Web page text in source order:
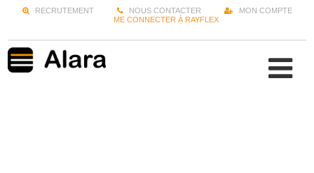
RECRUTEMENT NOUS CONTACTER
MON COMPTE
ME CONNECTER À RAYFLEX